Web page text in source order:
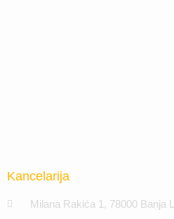
Kancelarija
Milana Rakića 1, 78000 Banja